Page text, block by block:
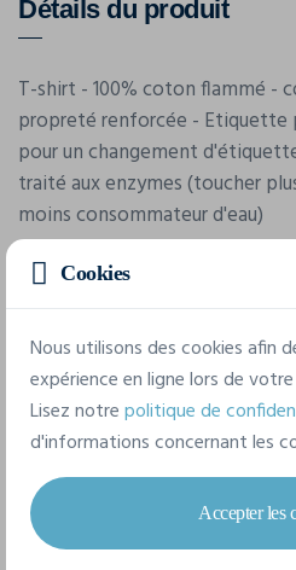
Détails du produit
T-shirt - 100% coton flammé -
propreté renforcée - Etiquette
pour un changement
traité aux enzymes (toucher
moins consommateur d'eau)
Caractéristiques
Marque
Clique
Cookies
Nous utilisons des cookies afin
expérience en ligne lors de
Lisez notrepolitique de
d'informations concernant les
Accepter les